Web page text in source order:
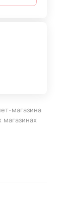
магазина
магазинах